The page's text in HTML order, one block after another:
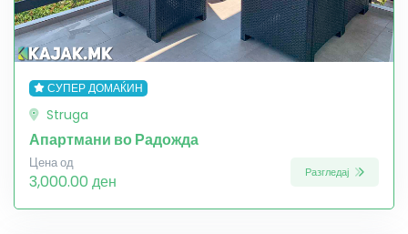
СУПЕР ДОМАЌИН
Struga
Апартмани во Радожда
Цена од
3,000.00 ден Разгледај